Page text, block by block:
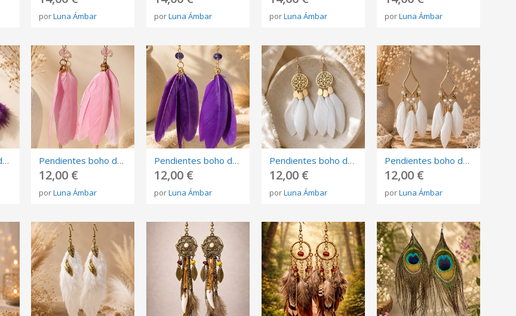
porLuna Ámbar porLuna Ámbar porLuna Ámbar porLuna Ámbar
Pendientes boho de plumas moradas con aro dorado Pendientes boho de plumas rosas y cristal facetado | Hechos a mano
12,00 €
porLuna Ámbar
Pendientes boho de plumas moradas y cristal violeta | Estilo étnico
12,00 €
porLuna Ámbar
Pendientes boho de plumas blancas y filigrana dorada
12,00 €
porLuna Ámbar
Pendientes boho de plumas blancas y detalles dorados
12,00 €
porLuna Ámbar